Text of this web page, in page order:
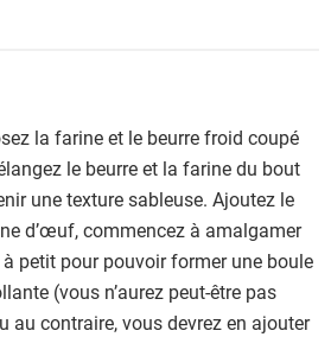
la farine et le beurre froid coupé
le beurre et la farine du bout
une texture sableuse. Ajoutez le
d’œuf, commencez à amalgamer
petit pour pouvoir former une boule
(vous n’aurez peut-être pas
au contraire, vous devrez en ajouter